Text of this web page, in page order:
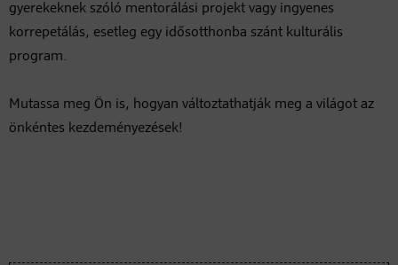
gyerekeknek szóló mentorálási projekt vagy ingyenes
korrepetálás, esetleg egy idősotthonba szánt kulturális
program.
Mutassa meg Ön is, hogyan változtathatják meg a világot az
önkéntes kezdeményezések!